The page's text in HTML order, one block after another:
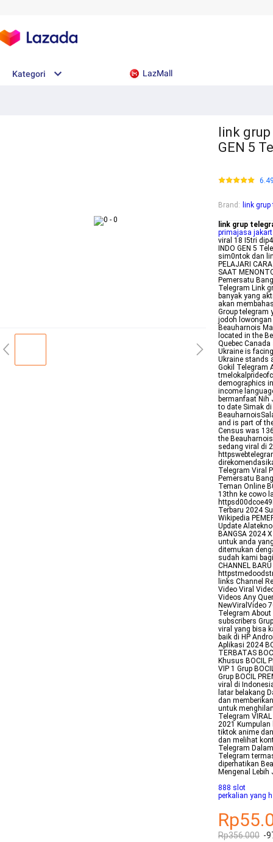
Kategori LazMall
link grup
GEN 5
Brand : link
link grup
primajasa
viral 18 I5tri
INDO GEN 5
sim0ntok dan
PELAJARI
SAAT
Pemersatu
Telegram Link
banyak yang
akan
Group telegram
jodoh
Beauharnois
located in the
Quebec
Ukraine is
Ukraine stands
Gokil Telegram
demographics
income
bermanfaat Nih
to date Simak di
and is part of
Census was
the
sedang viral di
Telegram Viral
Pemersatu
Teman Online
13thn ke cowo
Terbaru 2024
Wikipedia
Update
BANGSA 2024
untuk anda
ditemukan
sudah kami
CHANNEL
links Channel
Video Viral
Videos Any
NewViralVideo
Telegram
subscribers
viral yang bisa
baik di HP
Aplikasi 2024
TERBATAS
Khusus BOCIL
VIP 1 Grup
Grup BOCIL
viral di
latar belakang
dan
untuk
Telegram
2021 Kumpulan
tiktok anime
dan melihat
Telegram
Telegram
diperhatikan
Mengenal
888 slot
perkalian yang
Rp356.000 -